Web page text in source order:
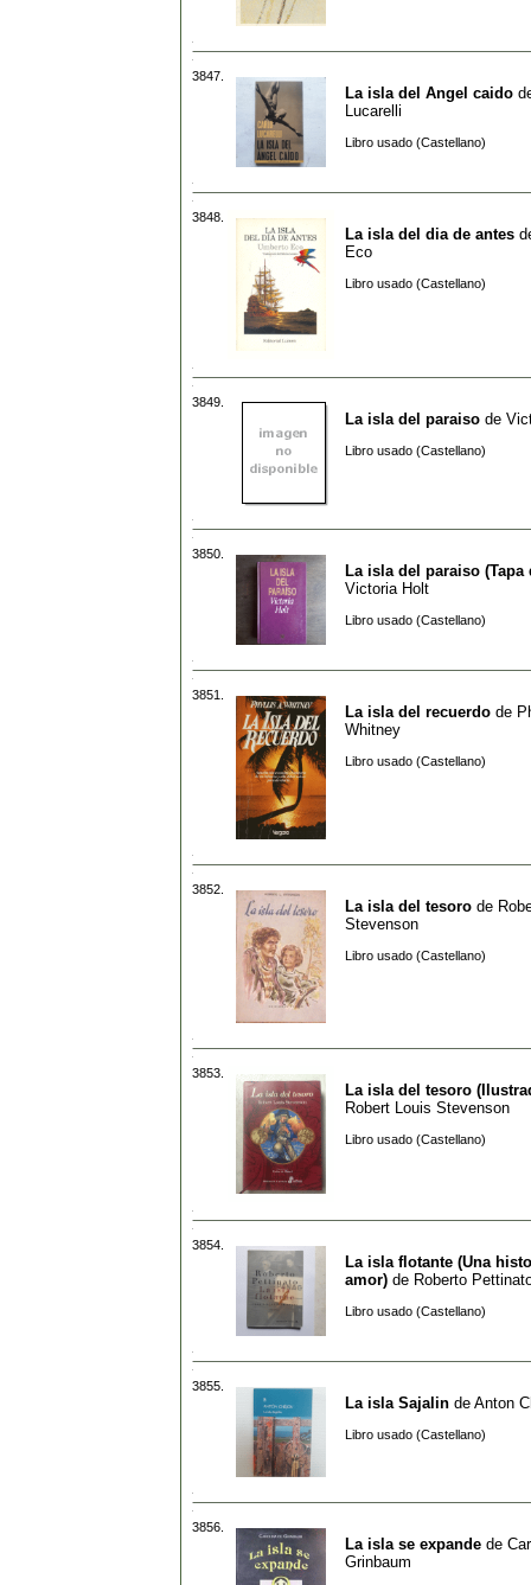
3847.
La isla del Angel caido
Lucarelli
Libro usado (Castellano)
3848.
La isla del dia de antes
Eco
Libro usado (Castellano)
3849.
La isla del paraiso de
Libro usado (Castellano)
3850.
La isla del paraiso (Tapa
Victoria Holt
Libro usado (Castellano)
3851.
La isla del recuerdo de
Whitney
Libro usado (Castellano)
3852.
La isla del tesoro de
Stevenson
Libro usado (Castellano)
3853.
La isla del tesoro
Robert Louis Stevenson
Libro usado (Castellano)
3854.
La isla flotante (Una
amor) de Roberto
Libro usado (Castellano)
3855.
La isla Sajalin de Anton
Libro usado (Castellano)
3856.
La isla se expande de
Grinbaum